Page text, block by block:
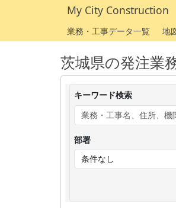
My City Construction
業務・工事データ一覧
地
茨城県の発注業
キーワード検索
部署